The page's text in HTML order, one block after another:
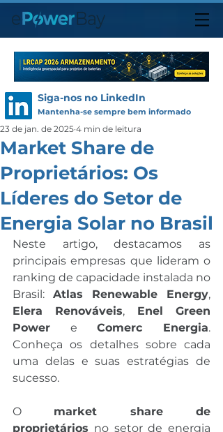
Siga-nos no LinkedIn
Mantenha-se sempre bem informado
Market Share de
Proprietários: Os
Líderes do Setor de
Energia Solar no Brasil
23 de jan. de 2025 4 min de leitura
Neste artigo, destacamos as
principais empresas que lideram o
ranking de capacidade instalada no
Brasil: Atlas Renewable Energy
Elera Renováveis, Enel Green
Power e Comerc Energia.
Conheça os detalhes sobre cada
uma delas e suas estratégias de
sucesso.
O market share de
proprietários no setor de energia